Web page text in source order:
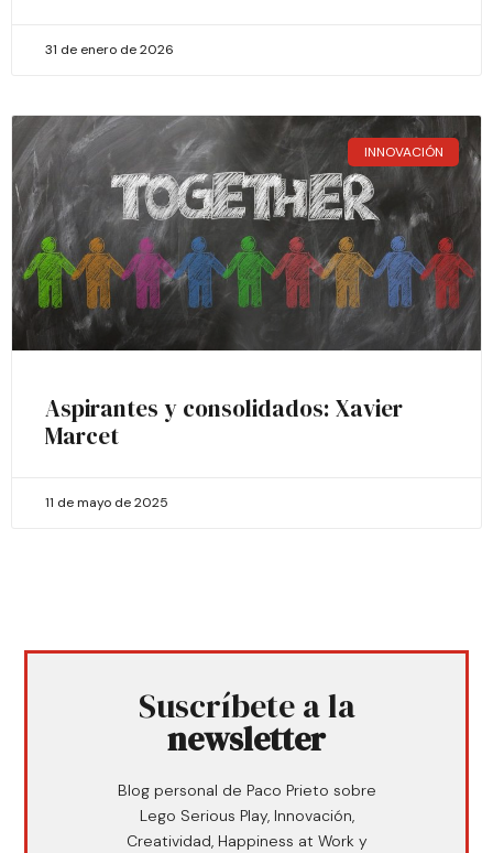
31 de enero de 2026
INNOVACIÓN
Aspirantes y consolidados: Xavier
Marcet
11 de mayo de 2025
Suscríbete a la
newsletter
Blog personal de Paco Prieto sobre
Lego Serious Play, Innovación,
Creatividad, Happiness at Work y